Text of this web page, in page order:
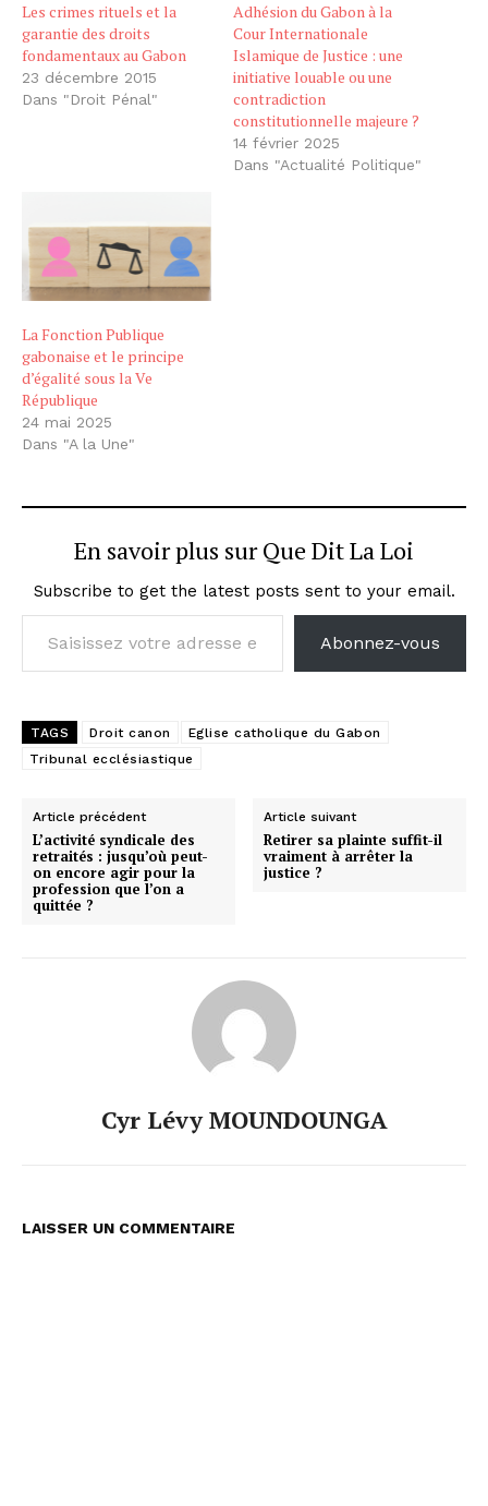
Les crimes rituels et la
garantie des droits
fondamentaux au Gabon
23 décembre 2015
Dans "Droit Pénal"
Adhésion du Gabon à la
Cour Internationale
Islamique de Justice : une
initiative louable ou une
contradiction
constitutionnelle majeure ?
14 février 2025
Dans "Actualité Politique"
La Fonction Publique
gabonaise et le principe
d’égalité sous la Ve
République
24 mai 2025
Dans "A la Une"
En savoir plus sur Que Dit La Loi
Subscribe to get the latest posts sent to your email.
Saisissez votre adresse e-mail…
Abonnez-vous
TAGS Droit canon
Eglise catholique du Gabon
Tribunal ecclésiastique
Article précédent
L’activité syndicale des
retraités : jusqu’où peut-
on encore agir pour la
profession que l’on a
quittée ?
Article suivant
Retirer sa plainte suffit-il
vraiment à arrêter la
justice ?
Cyr Lévy MOUNDOUNGA
LAISSER UN COMMENTAIRE